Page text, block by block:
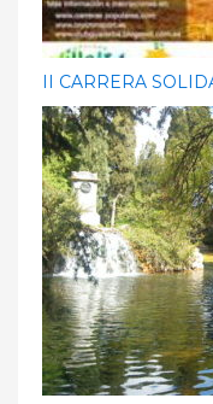
II CARRERA